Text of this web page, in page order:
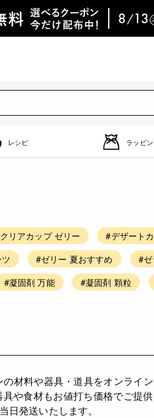
レシピ ラッピ
リアカップ ゼリー
#デザート
#ゼリー 夏おすすめ
#
#凝固剤 万能 #凝固剤 顆粒
材料や器具・道具をオンライ
や食材もお値打ち価格でご提
発送いたします。